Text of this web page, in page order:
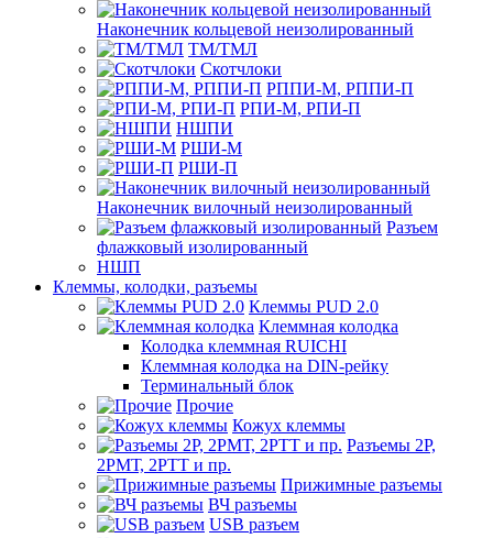
Наконечник кольцевой неизолированный
ТМ/ТМЛ
Скотчлоки
РППИ-М, РППИ-П
РПИ-М, РПИ-П
НШПИ
РШИ-М
РШИ-П
Наконечник вилочный неизолированный
Разъем
флажковый изолированный
НШП
Клеммы, колодки, разъемы
Клеммы PUD 2.0
Клеммная колодка
Колодка клеммная RUICHI
Клеммная колодка на DIN-рейку
Терминальный блок
Прочие
Кожух клеммы
Разъемы 2Р,
2РМТ, 2РТТ и пр.
Прижимные разъемы
ВЧ разъемы
USB разъем